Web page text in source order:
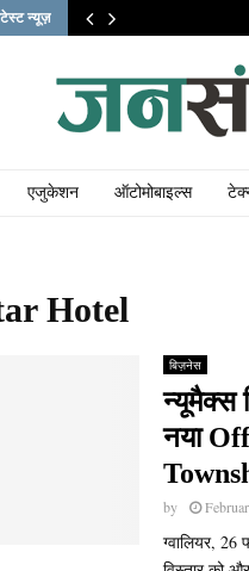
न्यूज़
एजुकेशन ऑटोमोबाइल्स
Hotel
बिज़नेस
न्यूमैक्स
नया
by
ग्वालियर,